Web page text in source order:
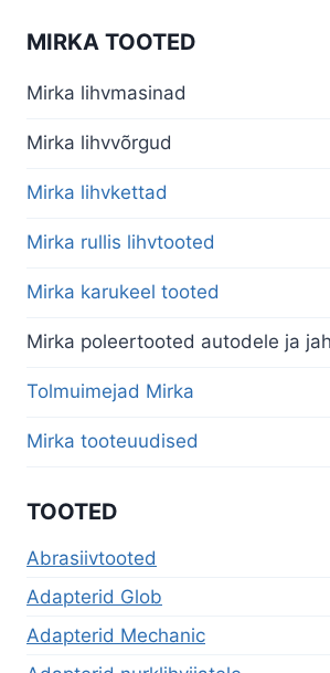
MIRKA TOOTED
Mirka lihvmasinad
Mirka lihvvõrgud
Mirka lihvkettad
Mirka rullis lihvtooted
Mirka karukeel tooted
Mirka poleertooted autodele ja
Tolmuimejad Mirka
Mirka tooteuudised
TOOTED
Abrasiivtooted
Adapterid Glob
Adapterid Mechanic